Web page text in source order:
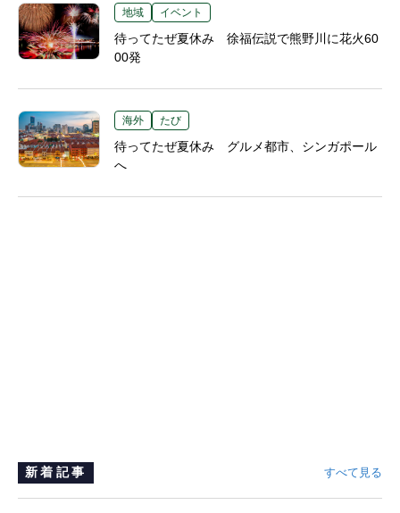
地域 イベント
待ってたぜ夏休み 徐福伝説で熊野川に花火60
00発
海外 たび
待ってたぜ夏休み グルメ都市、シンガポール
へ
新着記事 すべて見る